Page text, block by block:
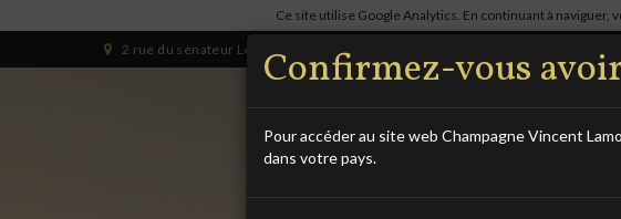
Ce site utilise Google Analytics. En continuant à
2 rue du sénateur Lesaché 10340 LES RICEYS (HAUTE-RIVE)
Confirmez-vous
Pour accéder au site web Champagne Vincent
dans votre pays.